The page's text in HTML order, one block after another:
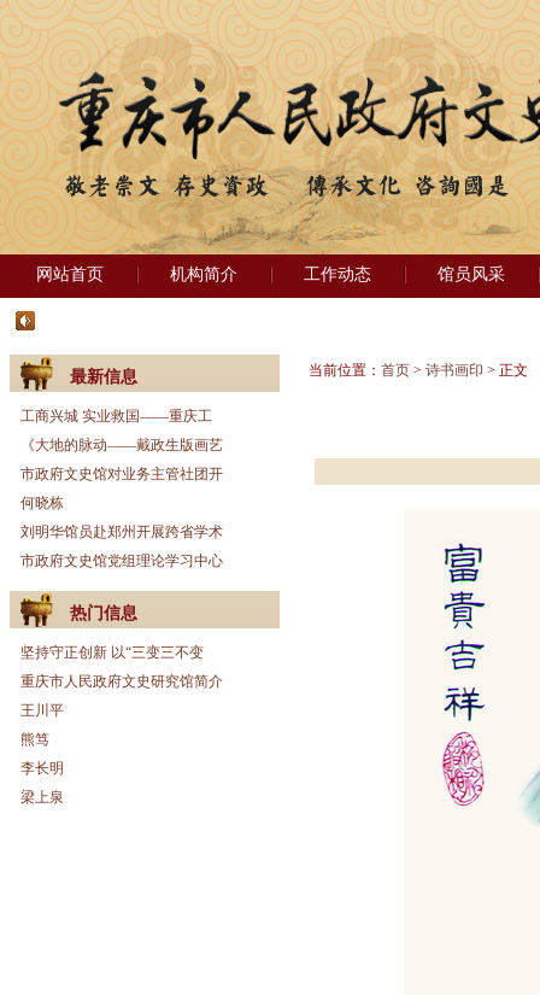
网站首页 机构简介 工作动态 馆员风采
最新信息
工商兴城 实业救国——重庆工
《大地的脉动——戴政生版画艺
市政府文史馆对业务主管社团开
何晓栋
刘明华馆员赴郑州开展跨省学术
市政府文史馆党组理论学习中心
热门信息
坚持守正创新 以“三变三不变
重庆市人民政府文史研究馆简介
王川平
熊笃
李长明
梁上泉
当前位置： 首页 > 诗书画印 > 正文